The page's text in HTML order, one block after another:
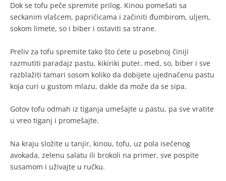
Dok se tofu peče spremite prilog. Kinou pomešati sa
seckanim vlašcem, papričicama i začiniti đumbirom, uljem,
sokom limete, so i biber i ostaviti sa strane.
Preliv za tofu spremite tako što ćete u posebnoj činiji
razmutiti paradajz pastu, kikiriki puter, med, so, biber i sve
razblažiti tamari sosom koliko da dobijete ujednačenu pastu
koja curi u gustom mlazu, dakle da može da se sipa.
Gotov tofu odmah iz tiganja umešajte u pastu, pa sve vratite
u vreo tiganj i promešajte.
Na kraju složite u tanjir, kinou, tofu, uz pola isečenog
avokada, zelenu salatu ili brokoli na primer, sve pospite
susamom i uživajte u ručku.